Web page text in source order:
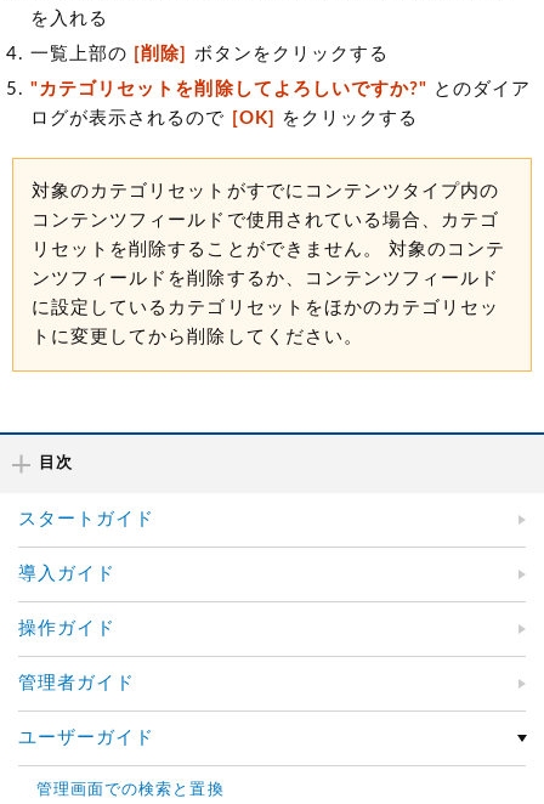
を入れる
一覧上部の [削除]
ボタンをクリックする
"カテゴリセットを削除してよろしいですか?" とのダイア
ログが表示されるので
[OK] をクリックする
対象のカテゴリセットがすでにコンテンツタイプ内の
コンテンツフィールドで使用されている場合、カテゴ
リセットを削除することができません。 対象のコンテ
ンツフィールドを削除するか、コンテンツフィールド
に設定しているカテゴリセットをほかのカテゴリセッ
トに変更してから削除してください。
目次
スタートガイド
導入ガイド
操作ガイド
管理者ガイド
ユーザーガイド
管理画面での検索と置換